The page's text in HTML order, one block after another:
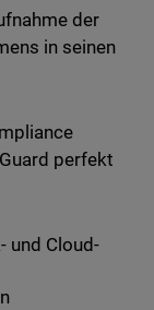
der
in seinen
perfekt
und Cloud-